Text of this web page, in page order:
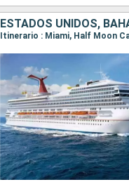
ESTADOS UNIDOS,
Itinerario : Miami, Half Moon